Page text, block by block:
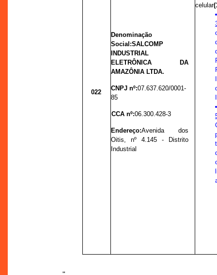
022
Denominação
Social:SALCOMP
INDUSTRIAL
ELETRÔNICA DA
AMAZÔNIA LTDA.
CNPJ nº:07.637.620/0001-
85
CCA nº:06.300.428-3
Endereço:Avenida dos
Oitis, nº 4.145 - Distrito
Industrial
celular